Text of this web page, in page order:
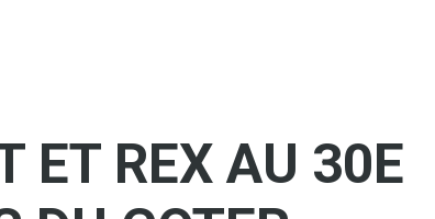
ET REX AU 30E